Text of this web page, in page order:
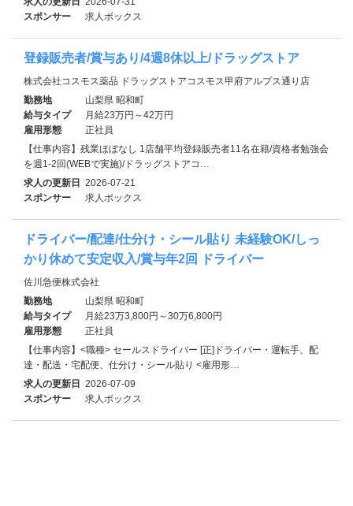
スポンサー
求人ボックス
登録販売者/賞与あり/4週8休以上/ドラッグストア
株式会社コスモス薬品 ドラッグストアコスモス甲府アルプス通り店
勤務地
山梨県 昭和町
給与タイプ
月給23万円～42万円
雇用形態
正社員
【仕事内容】残業ほぼなし 1店舗平均登録販売者11名在籍/資格者勉強会
を週1-2回(WEBで実施)/ドラッグストアコ…
求人の更新日 2026-07-21
スポンサー
求人ボックス
ドライバー/配達/仕分け・シール貼り 未経験OK/しっ
かり休めて安定収入/賞与年2回 ドライバー
佐川急便株式会社
勤務地
山梨県 昭和町
給与タイプ
月給23万3,800円～30万6,800円
雇用形態
正社員
【仕事内容】<職種> セールスドライバー [正]ドライバー・運転手、配
達・配送・宅配便、仕分け・シール貼り <雇用形…
求人の更新日 2026-07-09
スポンサー
求人ボックス